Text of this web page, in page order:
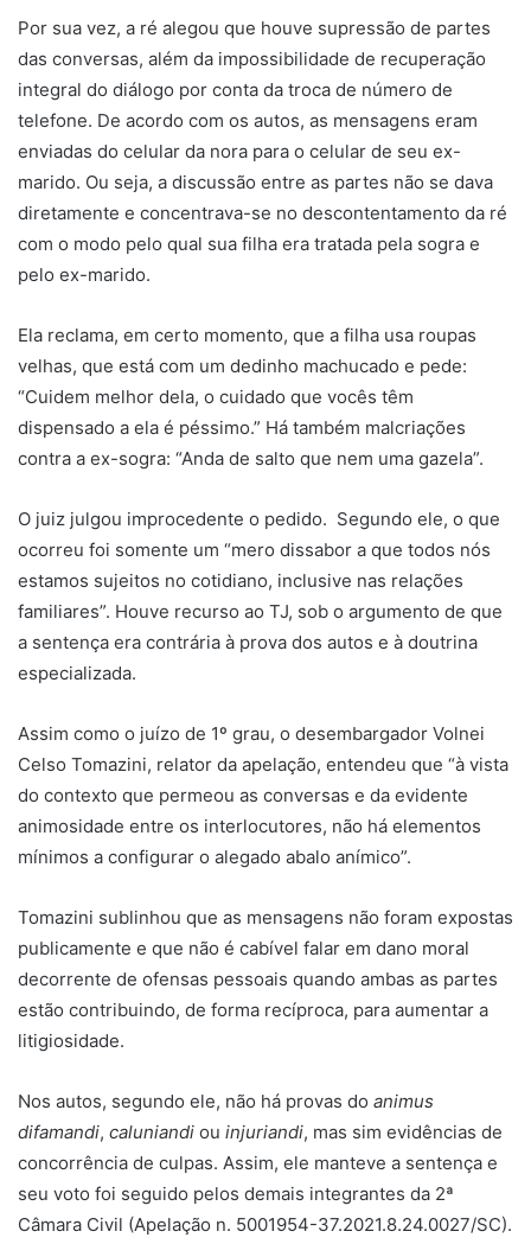
Por sua vez, a ré alegou que houve supressão de partes
das conversas, além da impossibilidade de recuperação
integral do diálogo por conta da troca de número de
telefone. De acordo com os autos, as mensagens eram
enviadas do celular da nora para o celular de seu ex-
marido. Ou seja, a discussão entre as partes não se dava
diretamente e concentrava-se no descontentamento da ré
com o modo pelo qual sua filha era tratada pela sogra e
pelo ex-marido.
Ela reclama, em certo momento, que a filha usa roupas
velhas, que está com um dedinho machucado e pede:
“Cuidem melhor dela, o cuidado que vocês têm
dispensado a ela é péssimo.” Há também malcriações
contra a ex-sogra: “Anda de salto que nem uma gazela”.
O juiz julgou improcedente o pedido. Segundo ele, o que
ocorreu foi somente um “mero dissabor a que todos nós
estamos sujeitos no cotidiano, inclusive nas relações
familiares”. Houve recurso ao TJ, sob o argumento de que
a sentença era contrária à prova dos autos e à doutrina
especializada.
Assim como o juízo de 1º grau, o desembargador Volnei
Celso Tomazini, relator da apelação, entendeu que “à vista
do contexto que permeou as conversas e da evidente
animosidade entre os interlocutores, não há elementos
mínimos a configurar o alegado abalo anímico”.
Tomazini sublinhou que as mensagens não foram expostas
publicamente e que não é cabível falar em dano moral
decorrente de ofensas pessoais quando ambas as partes
estão contribuindo, de forma recíproca, para aumentar a
litigiosidade.
Nos autos, segundo ele, não há provas do animus
difamandi, caluniandi ou injuriandi, mas sim evidências de
concorrência de culpas. Assim, ele manteve a sentença e
seu voto foi seguido pelos demais integrantes da 2ª
Câmara Civil (Apelação n. 5001954-37.2021.8.24.0027/SC).